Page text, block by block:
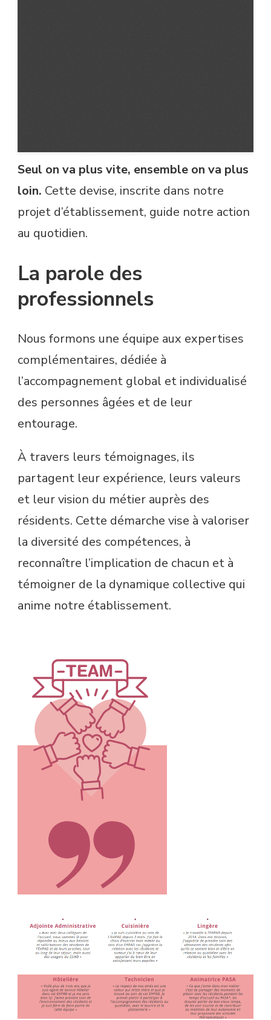
Seul on va plus vite, ensemble on va plus
loin. Cette devise, inscrite dans notre
projet d’établissement, guide notre action
au quotidien.
La parole des
professionnels
Nous formons une équipe aux expertises
complémentaires, dédiée à
l’accompagnement global et individualisé
des personnes âgées et de leur
entourage.
À travers leurs témoignages, ils
partagent leur expérience, leurs valeurs
et leur vision du métier auprès des
résidents. Cette démarche vise à valoriser
la diversité des compétences, à
reconnaître l’implication de chacun et à
témoigner de la dynamique collective qui
anime notre établissement.